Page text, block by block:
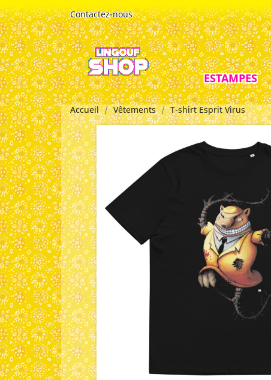
Contactez-nous
ESTAMPES
Accueil Vêtements T-shirt Esprit Virus